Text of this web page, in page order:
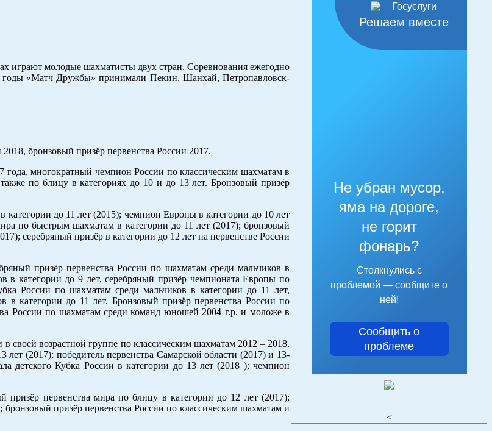
играют молодые шахматисты двух стран. Соревнования ежегодно
годы «Матч Дружбы» принимали Пекин, Шанхай, Петропавловск-
бронзовый призёр первенства России 2017.
многократный чемпион России по классическим шахматам в
по блицу в категориях до 10 и до 13 лет. Бронзовый призёр
до 11 лет (2015); чемпион Европы в категории до 10 лет
по быстрым шахматам в категории до 11 лет (2017); бронзовый
серебряный призёр в категории до 12 лет на первенстве России
призёр первенства России по шахматам среди мальчиков в
в категории до 9 лет, серебряный призёр чемпионата Европы по
России по шахматам среди мальчиков в категории до 11 лет,
в категории до 11 лет. Бронзовый призёр первенства России по
России по шахматам среди команд юношей 2004 г.р. и моложе в
своей возрастной группе по классическим шахматам 2012 – 2018.
(2017); победитель первенства Самарской области (2017) и 13-
детского Кубка России в категории до 13 лет (2018 ); чемпион
призёр первенства мира по блицу в категории до 12 лет (2017);
призёр первенства России по классическим шахматам и
Решаем вместе
Не убран мусор,
яма на дороге,
не горит
фонарь?
Столкнулись с
проблемой — сообщите о
ней!
Сообщить о
проблеме
<